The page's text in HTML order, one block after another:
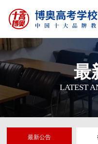
最
LATEST
最新公告